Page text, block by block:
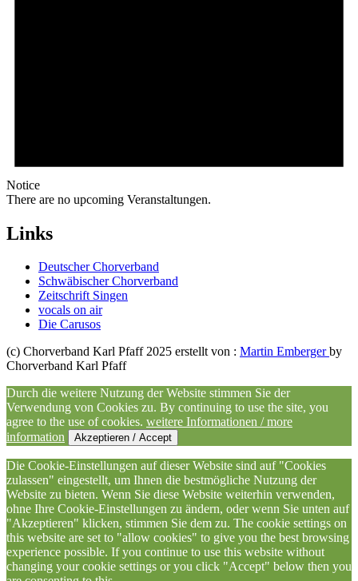
Notice
There are no upcoming Veranstaltungen.
Links
Deutscher Chorverband
Schwäbischer Chorverband
Zeitschrift Singen
vocals on air
Die Carusos
(c) Chorverband Karl Pfaff 2025 erstellt von : Martin Embergerby
Chorverband Karl Pfaff
Durch die weitere Nutzung der Website stimmen Sie der
Verwendung von Cookies zu. By continuing to use the site, you
agree to the use of cookies. weitere Informationen / more
information
Akzeptieren / Accept
Die Cookie-Einstellungen auf dieser Website sind auf "Cookies
zulassen" eingestellt, um Ihnen die bestmögliche Nutzung der
Website zu bieten. Wenn Sie diese Website weiterhin verwenden,
ohne Ihre Cookie-Einstellungen zu ändern, oder wenn Sie unten auf
"Akzeptieren" klicken, stimmen Sie dem zu. The cookie settings on
this website are set to "allow cookies" to give you the best browsing
experience possible. If you continue to use this website without
changing your cookie settings or you click "Accept" below then you